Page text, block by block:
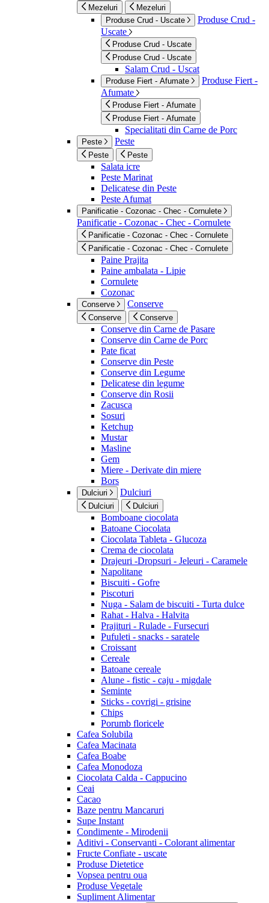
Mezeluri
Mezeluri
Produse Crud - Uscate
Produse Crud -
Uscate
Produse Crud - Uscate
Produse Crud - Uscate
Salam Crud - Uscat
Produse Fiert - Afumate
Produse Fiert -
Afumate
Produse Fiert - Afumate
Produse Fiert - Afumate
Specialitati din Carne de Porc
Peste Peste
Peste Peste
Salata icre
Peste Marinat
Delicatese din Peste
Peste Afumat
Panificatie - Cozonac - Chec - Cornulete
Panificatie - Cozonac - Chec - Cornulete
Panificatie - Cozonac - Chec - Cornulete
Panificatie - Cozonac - Chec - Cornulete
Paine Prajita
Paine ambalata - Lipie
Cornulete
Cozonac
Conserve Conserve
Conserve Conserve
Conserve din Carne de Pasare
Conserve din Carne de Porc
Pate ficat
Conserve din Peste
Conserve din Legume
Delicatese din legume
Conserve din Rosii
Zacusca
Sosuri
Ketchup
Mustar
Masline
Gem
Miere - Derivate din miere
Bors
Dulciuri Dulciuri
Dulciuri Dulciuri
Bomboane ciocolata
Batoane Ciocolata
Ciocolata Tableta - Glucoza
Crema de ciocolata
Drajeuri -Dropsuri - Jeleuri - Caramele
Napolitane
Biscuiti - Gofre
Piscoturi
Nuga - Salam de biscuiti - Turta dulce
Rahat - Halva - Halvita
Prajituri - Rulade - Fursecuri
Pufuleti - snacks - saratele
Croissant
Cereale
Batoane cereale
Alune - fistic - caju - migdale
Seminte
Sticks - covrigi - grisine
Chips
Porumb floricele
Cafea Solubila
Cafea Macinata
Cafea Boabe
Cafea Monodoza
Ciocolata Calda - Cappucino
Ceai
Cacao
Baze pentru Mancaruri
Supe Instant
Condimente - Mirodenii
Aditivi - Conservanti - Colorant alimentar
Fructe Confiate - uscate
Produse Dietetice
Vopsea pentru oua
Produse Vegetale
Supliment Alimentar